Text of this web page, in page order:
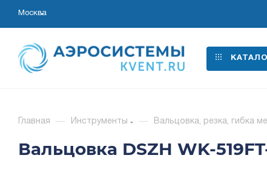
Москва
Главная — Инструменты — Вальцовка, резка, гибка
Вальцовка DSZH WK-